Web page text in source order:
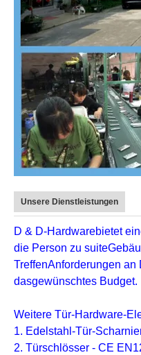
Unsere Dienstleistungen
D & D-Hardwarebietet
die Person zu suite
TreffenAnforderungen an
dasgewünschtes Budget.
Weitere Tür-Hardware-
1. Edelstahl-Tür-
2. Türschlösser - CE